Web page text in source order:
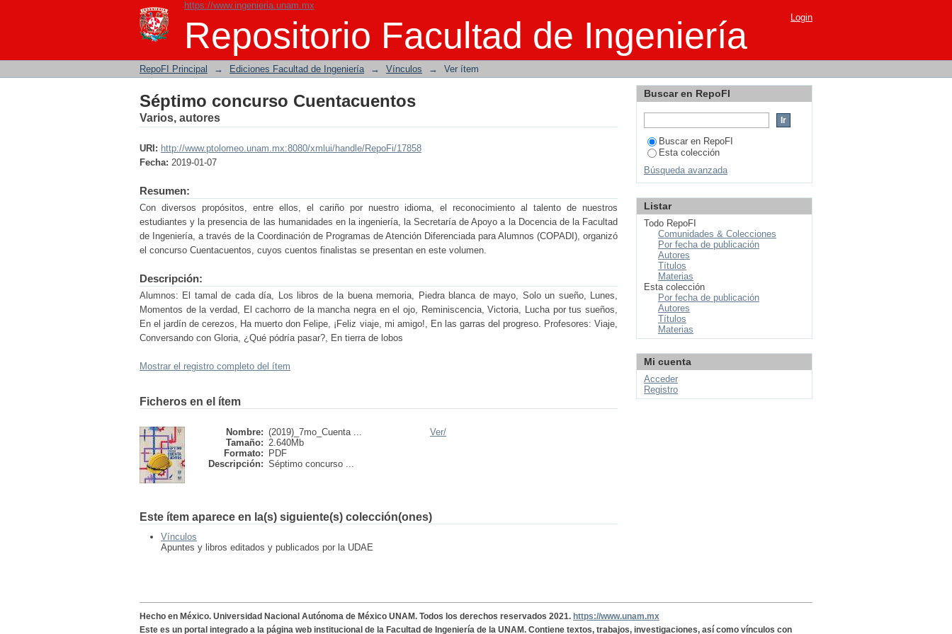
https://www.ingenieria.unam.mx
Repositorio Facultad de Ingeniería
Séptimo concurso Cuentacuentos Login
RepoFI Principal → Ediciones Facultad de Ingeniería → Vínculos → Ver ítem
Séptimo concurso Cuentacuentos
Varios, autores
URI: http://www.ptolomeo.unam.mx:8080/xmlui/handle/RepoFi/17858
Fecha: 2019-01-07
Resumen:
Con diversos propósitos, entre ellos, el cariño por nuestro idioma, el reconocimiento al talento de nuestros
estudiantes y la presencia de las humanidades en la ingeniería, la Secretaría de Apoyo a la Docencia de la Facultad
de Ingeniería, a través de la Coordinación de Programas de Atención Diferenciada para Alumnos (COPADI), organizó
el concurso Cuentacuentos, cuyos cuentos finalistas se presentan en este volumen.
Descripción:
Alumnos: El tamal de cada día, Los libros de la buena memoria, Piedra blanca de mayo, Solo un sueño, Lunes,
Momentos de la verdad, El cachorro de la mancha negra en el ojo, Reminiscencia, Victoria, Lucha por tus sueños,
En el jardín de cerezos, Ha muerto don Felipe, ¡Feliz viaje, mi amigo!, En las garras del progreso. Profesores: Viaje,
Conversando con Gloria, ¿Qué pódría pasar?, En tierra de lobos
Mostrar el registro completo del ítem
Ficheros en el ítem
Nombre: (2019)_7mo_Cuenta ...
Tamaño: 2.640Mb
Formato:
PDF
Descripción: Séptimo concurso ...
Ver/
Este ítem aparece en la(s) siguiente(s) colección(ones)
Vínculos
Apuntes y libros editados y publicados por la UDAE
Buscar en RepoFI
Buscar en RepoFI
Esta colección
Búsqueda avanzada
Listar
Todo RepoFI
Comunidades & Colecciones
Por fecha de publicación
Autores
Títulos
Materias
Esta colección
Por fecha de publicación
Autores
Títulos
Materias
Mi cuenta
Acceder
Registro
Hecho en México. Universidad Nacional Autónoma de México UNAM. Todos los derechos reservados 2021. https://www.unam.mx
Este es un portal integrado a la página web institucional de la Facultad de Ingeniería de la UNAM. Contiene textos, trabajos, investigaciones, así como vínculos con